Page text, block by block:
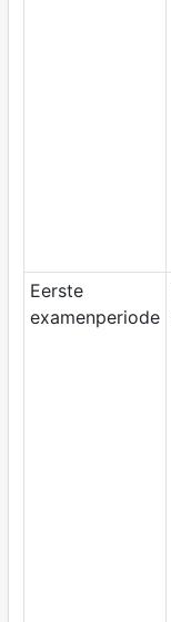
Eerste
examenperiode